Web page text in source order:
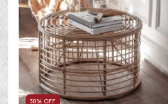
30% OFF